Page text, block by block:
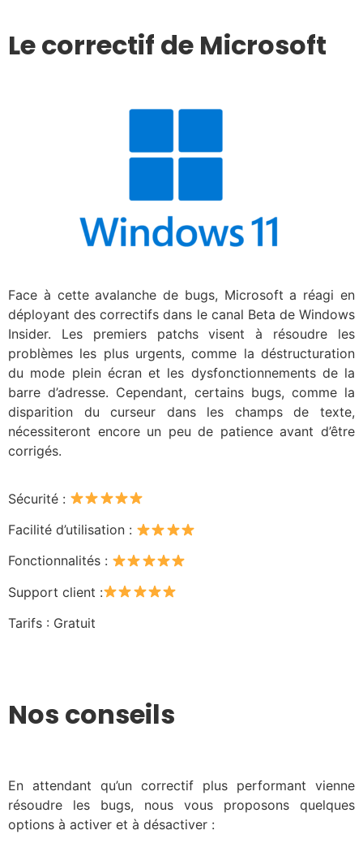
Le correctif de Microsoft
Face à cette avalanche de bugs, Microsoft a réagi en
déployant des correctifs dans le canal Beta de Windows
Insider. Les premiers patchs visent à résoudre les
problèmes les plus urgents, comme la déstructuration
du mode plein écran et les dysfonctionnements de la
barre d’adresse. Cependant, certains bugs, comme la
disparition du curseur dans les champs de texte,
nécessiteront encore un peu de patience avant d’être
corrigés.
Sécurité :
Facilité d’utilisation :
Fonctionnalités :
Support client :
Tarifs : Gratuit
Nos conseils
En attendant qu’un correctif plus performant vienne
résoudre les bugs, nous vous proposons quelques
options à activer et à désactiver :